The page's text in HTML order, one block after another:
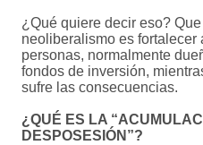
¿Qué quiere decir eso?
neoliberalismo es fortalecer
personas, normalmente
fondos de inversión,
sufre las consecuencias.
¿QUÉ ES LA
DESPOSESIÓN”?